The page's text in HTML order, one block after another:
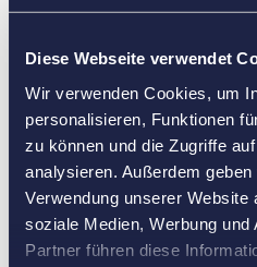
Diese Webseite verwendet
Wir verwenden Cookies, um
personalisieren, Funktionen
zu können und die Zugriffe
analysieren. Außerdem
Verwendung unserer Website
soziale Medien, Werbung
Partner führen diese